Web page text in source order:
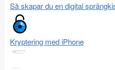
Så skapar du en digital
Kryptering med iPhone